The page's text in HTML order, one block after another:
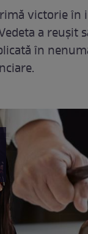
victorie în
a reușit
în